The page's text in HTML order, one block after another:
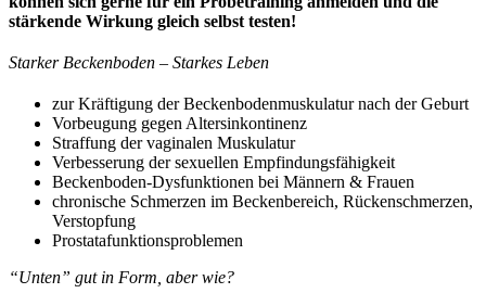
stärkende Wirkung gleich selbst testen!
Starker Beckenboden – Starkes Leben
zur Kräftigung der Beckenbodenmuskulatur nach der Geburt
Vorbeugung gegen Altersinkontinenz
Straffung der vaginalen Muskulatur
Verbesserung der sexuellen Empfindungsfähigkeit
Beckenboden-Dysfunktionen bei Männern & Frauen
chronische Schmerzen im Beckenbereich, Rückenschmerzen,
Verstopfung
Prostatafunktionsproblemen
“Unten” gut in Form, aber wie?